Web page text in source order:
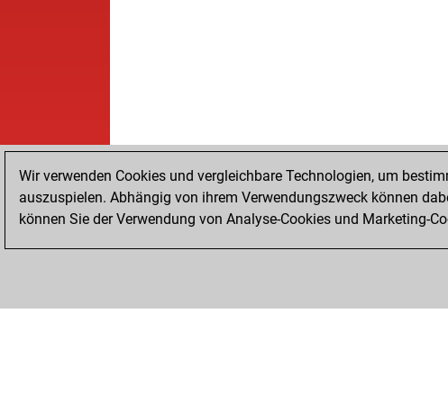
STARTSEITE
Wir verwenden Cookies und vergleichbare Technologien, um
auszuspielen. Abhängig von ihrem Verwendungszweck können
können Sie der Verwendung von Analyse-Cookies und Marketing-